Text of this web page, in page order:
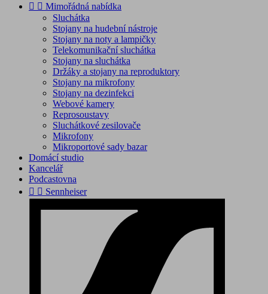
  Mimořádná nabídka
Sluchátka
Stojany na hudební nástroje
Stojany na noty a lampičky
Telekomunikační sluchátka
Stojany na sluchátka
Držáky a stojany na reproduktory
Stojany na mikrofony
Stojany na dezinfekci
Webové kamery
Reprosoustavy
Sluchátkové zesilovače
Mikrofony
Mikroportové sady bazar
Domácí studio
Kancelář
Podcastovna
  Sennheiser